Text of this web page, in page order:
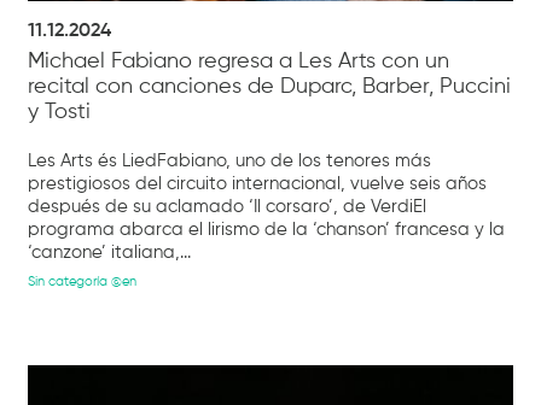
11.12.2024
Michael Fabiano regresa a Les Arts con un
recital con canciones de Duparc, Barber, Puccini
y Tosti
Les Arts és LiedFabiano, uno de los tenores más
prestigiosos del circuito internacional, vuelve seis años
después de su aclamado ‘Il corsaro’, de VerdiEl
programa abarca el lirismo de la ‘chanson’ francesa y la
‘canzone’ italiana,...
Sin categoría @en